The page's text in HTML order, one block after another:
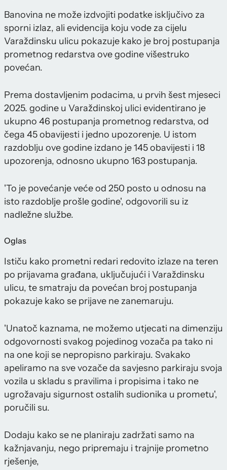
Banovina ne može izdvojiti podatke isključivo za
sporni izlaz, ali evidencija koju vode za cijelu
Varaždinsku ulicu pokazuje kako je broj postupanja
prometnog redarstva ove godine višestruko
povećan.
Prema dostavljenim podacima, u prvih šest mjeseci
2025. godine u Varaždinskoj ulici evidentirano je
ukupno 46 postupanja prometnog redarstva, od
čega 45 obavijesti i jedno upozorenje. U istom
razdoblju ove godine izdano je 145 obavijesti i 18
upozorenja, odnosno ukupno 163 postupanja.
'To je povećanje veće od 250 posto u odnosu na
isto razdoblje prošle godine', odgovorili su iz
nadležne službe.
Oglas
Ističu kako prometni redari redovito izlaze na teren
po prijavama građana, uključujući i Varaždinsku
ulicu, te smatraju da povećan broj postupanja
pokazuje kako se prijave ne zanemaruju.
'Unatoč kaznama, ne možemo utjecati na dimenziju
odgovornosti svakog pojedinog vozača pa tako ni
na one koji se nepropisno parkiraju. Svakako
apeliramo na sve vozače da savjesno parkiraju svoja
vozila u skladu s pravilima i propisima i tako ne
ugrožavaju sigurnost ostalih sudionika u prometu',
poručili su.
Dodaju kako se ne planiraju zadržati samo na
kažnjavanju, nego pripremaju i trajnije prometno
rješenje,